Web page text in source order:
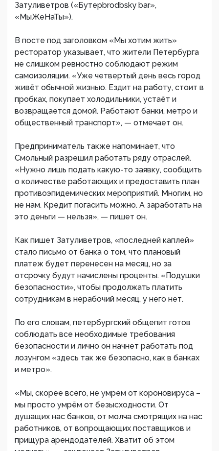
Затуливетров («Бутерbrodbsky bar»,
«МыЖеНаТы»).
В посте под заголовком «Мы хотим жить»
ресторатор указывает, что жители Петербурга
не слишком ревностно соблюдают режим
самоизоляции. «Уже четвертый день весь город
живёт обычной жизнью. Ездит на работу, стоит в
пробках, покупает холодильники, устаёт и
возвращается домой. Работают банки, метро и
общественный транспорт», — отмечает он.
Предприниматель также напоминает, что
Смольный разрешил работать ряду отраслей.
«Нужно лишь подать какую-то заявку, сообщить
о количестве работающих и предоставить план
противоэпидемических мероприятий. Многим, но
не нам. Кредит погасить можно. А заработать на
это деньги — нельзя», — пишет он.
Как пишет Затуливетров, «последней каплей»
стало письмо от банка о том, что плановый
платеж будет перенесен на месяц, но за
отсрочку будут начислены проценты. «Подушки
безопасности», чтобы продолжать платить
сотрудникам в нерабочий месяц, у него нет.
По его словам, петербургский общепит готов
соблюдать все необходимые требования
безопасности и лично он начнет работать под
лозунгом «здесь так же безопасно, как в банках
и метро».
«Мы, скорее всего, не умрем от короновируса –
мы просто умрём от безысходности. От
душащих нас банков, от молча смотрящих на нас
работников, от вопрощающих поставщиков и
прищура арендодателей. Хватит об этом